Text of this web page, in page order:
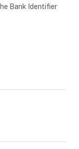
Bank Identifier